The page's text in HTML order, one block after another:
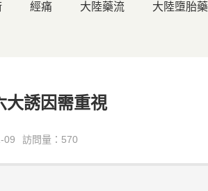
經痛 大陸藥流 大陸墮胎藥
大誘因需重視
09 訪問量：570